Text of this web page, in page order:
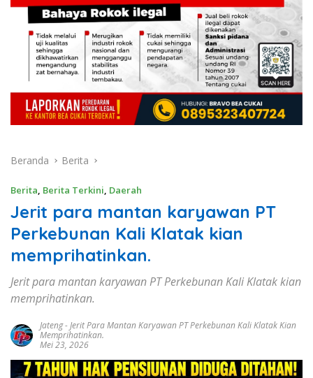
Beranda Berita
Berita, Berita Terkini, Daerah
Jerit para mantan karyawan PT
Perkebunan Kali Klatak kian
memprihatinkan.
Jerit para mantan karyawan PT Perkebunan Kali Klatak kian
memprihatinkan.
Jateng-Jerit Para Mantan Karyawan PT Perkebunan Kali Klatak Kian
Memprihatinkan.
Mei 23, 2026